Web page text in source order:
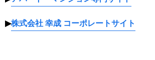
▶株式会社 幸成 コーポレートサイト